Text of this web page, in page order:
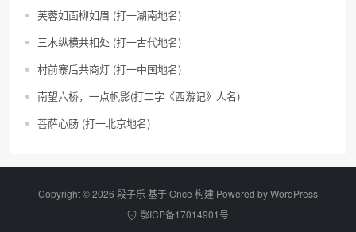
芙蓉如面柳如眉 (打一湖南地名)
三水纵横共相处 (打一古代地名)
村前寨后共商灯 (打一中国地名)
南望六桥，一点帆影(打二字《西游记》人名)
菩萨心肠 (打一北京地名)
Copyright © 2026 段子乐 基于 Once 构建 Powered byWordPress
鄂ICP备17014901号